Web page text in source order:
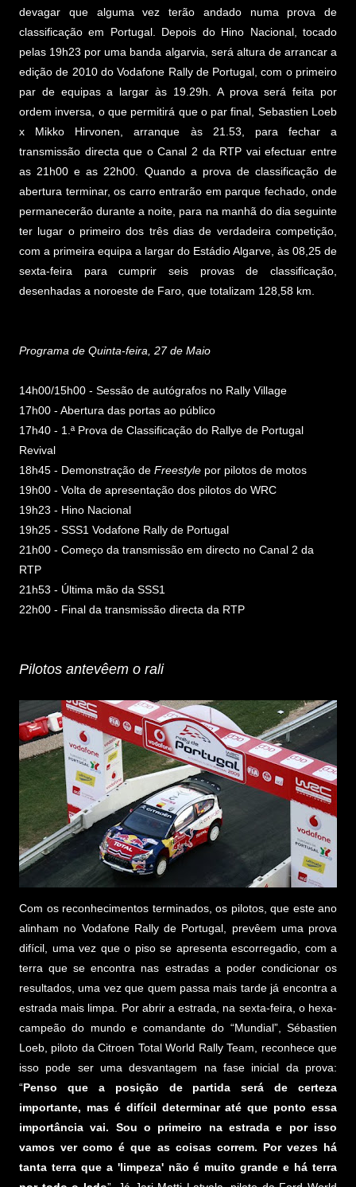
devagar que alguma vez terão andado numa prova de
classificação em Portugal. Depois do Hino Nacional, tocado
pelas 19h23 por uma banda algarvia, será altura de arrancar a
edição de 2010 do Vodafone Rally de Portugal, com o primeiro
par de equipas a largar às 19.29h. A prova será feita por
ordem inversa, o que permitirá que o par final, Sebastien Loeb
x Mikko Hirvonen, arranque às 21.53, para fechar a
transmissão directa que o Canal 2 da RTP vai efectuar entre
as 21h00 e as 22h00. Quando a prova de classificação de
abertura terminar, os carro entrarão em parque fechado, onde
permanecerão durante a noite, para na manhã do dia seguinte
ter lugar o primeiro dos três dias de verdadeira competição,
com a primeira equipa a largar do Estádio Algarve, às 08,25 de
sexta-feira para cumprir seis provas de classificação,
desenhadas a noroeste de Faro, que totalizam 128,58 km.
Programa de Quinta-feira, 27 de Maio
14h00/15h00 - Sessão de autógrafos no Rally Village
17h00 - Abertura das portas ao público
17h40 - 1.ª Prova de Classificação do Rallye de Portugal
Revival
18h45 - Demonstração de Freestyle por pilotos de motos
19h00 - Volta de apresentação dos pilotos do WRC
19h23 - Hino Nacional
19h25 - SSS1 Vodafone Rally de Portugal
21h00 - Começo da transmissão em directo no Canal 2 da
RTP
21h53 - Última mão da SSS1
22h00 - Final da transmissão directa da RTP
Pilotos antevêem o rali
Com os reconhecimentos terminados, os pilotos, que este ano
alinham no Vodafone Rally de Portugal, prevêem uma prova
difícil, uma vez que o piso se apresenta escorregadio, com a
terra que se encontra nas estradas a poder condicionar os
resultados, uma vez que quem passa mais tarde já encontra a
estrada mais limpa. Por abrir a estrada, na sexta-feira, o hexa-
campeão do mundo e comandante do “Mundial”, Sébastien
Loeb, piloto da Citroen Total World Rally Team, reconhece que
isso pode ser uma desvantagem na fase inicial da prova:
“Penso que a posição de partida será de certeza
importante, mas é difícil determinar até que ponto essa
importância vai. Sou o primeiro na estrada e por isso
vamos ver como é que as coisas correm. Por vezes há
tanta terra que a 'limpeza' não é muito grande e há terra